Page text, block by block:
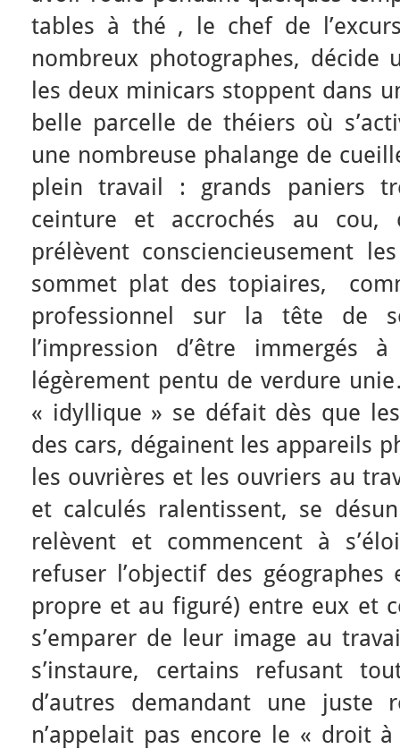
tables à thé , le chef de
nombreux photographes,
les deux minicars stoppent dans
belle parcelle de théiers où
une nombreuse phalange de
plein travail : grands paniers
ceinture et accrochés au
prélèvent consciencieusement
sommet plat des topiaires,
professionnel sur la tête de
l’impression d’être
légèrement pentu de verdure
« idyllique » se défait dès que
des cars, dégainent les appareils
les ouvrières et les ouvriers au
et calculés ralentissent, se
relèvent et commencent à
refuser l’objectif des
propre et au figuré) entre eux et
s’emparer de leur image au
s’instaure, certains refusant
d’autres demandant une juste
n’appelait pas encore le « droit